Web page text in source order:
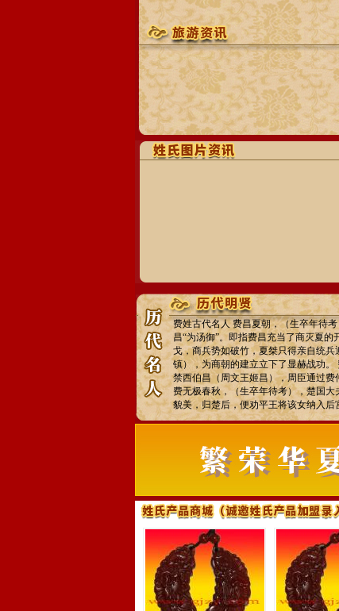
费姓古代名人 费昌夏朝，（生卒年待
昌“为汤御”。即指费昌充当了商灭夏
戈，商兵势如破竹，夏桀只得亲自统兵
镇），为商朝的建立立下了显赫战功
禁西伯昌（周文王姬昌），周臣通过
费无极春秋，（生卒年待考），楚国
貌美，归楚后，便劝平王将该女纳入后